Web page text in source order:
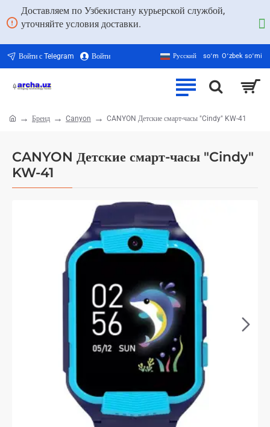
Доставляем по Узбекистану курьерской службой,
уточняйте условия доставки.
Войти с Telegram Войти Русский soʻm Oʻzbek soʻmi
CANYON Детские смарт-часы "Cindy"
KW-41
Бренд Canyon CANYON Детские смарт-часы "Cindy" KW-41